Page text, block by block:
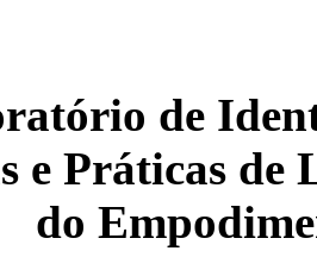
de
e Práticas de
do